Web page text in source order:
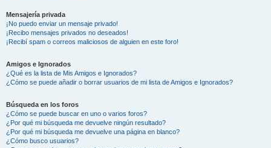
Mensajería privada
¡No puedo enviar un mensaje privado!
¡Recibo mensajes privados no deseados!
¡Recibí spam o correos maliciosos de alguien en este foro!
Amigos e Ignorados
¿Qué es la lista de Mis Amigos e Ignorados?
¿Cómo se puede añadir o borrar usuarios de mi lista de Amigos e Ignorados?
Búsqueda en los foros
¿Cómo se puede buscar en uno o varios foros?
¿Por qué mi búsqueda me devuelve ningún resultado?
¿Por qué mi búsqueda me devuelve una página en blanco?
¿Cómo busco usuarios?